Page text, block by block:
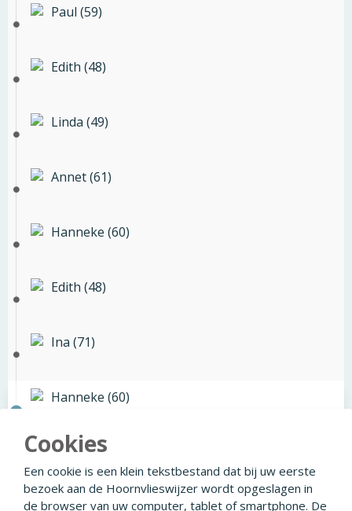
Paul (59)
Edith (48)
Linda (49)
Annet (61)
Hanneke (60)
Edith (48)
Ina (71)
Hanneke (60)
Cookies
Een cookie is een klein tekstbestand dat bij uw eerste
bezoek aan de Hoornvlieswijzer wordt opgeslagen in
de browser van uw computer, tablet of smartphone. De